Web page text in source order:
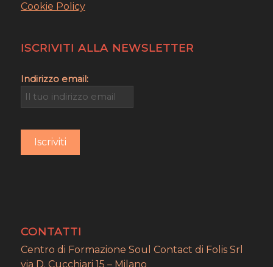
Cookie Policy
ISCRIVITI ALLA NEWSLETTER
Indirizzo email:
CONTATTI
Centro di Formazione Soul Contact di Folis Srl
via D. Cucchiari 15 – Milano